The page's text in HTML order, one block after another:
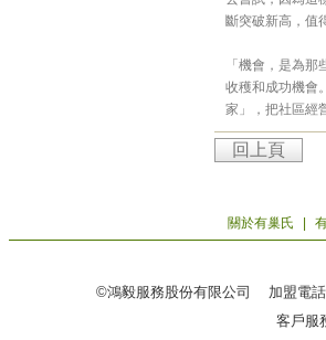
斷突破新高，值
「機會，是為
收穫和成功機會
家」，把社區經
回上頁
關於有巢氏
©鴻毅服務股份有限公司 加盟電
客戶服